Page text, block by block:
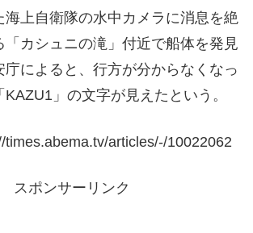
海上自衛隊の水中カメラに消息を絶
「カシュニの滝」付近で船体を発見
庁によると、行方が分からなくなっ
」の文字が見えたという。
times.abema.tv/articles/-/10022062
スポンサーリンク